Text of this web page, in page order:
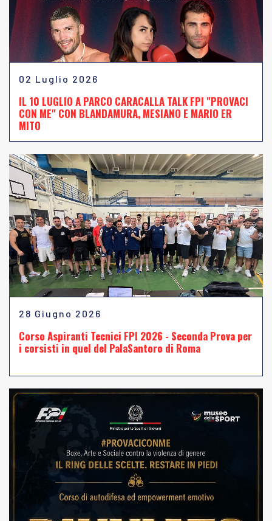
02 Luglio 2026
IL 10 LUGLIO A PARCO CARACALLA TALK FPI "PROVACI
CON ME" CON BLANDAMURA, MESIANO E MARIO ER
MITO
28 Giugno 2026
Corso Aspiranti Tecnici FPI 2026 - Seconda Prova per
i corsisti in quel del PalaSantoro di Roma